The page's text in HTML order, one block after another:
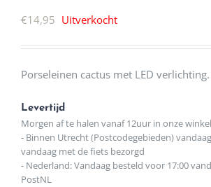
€14,95 Uitverkocht
Porseleinen cactus met LED verlichting.
Levertijd
Morgen af te halen vanaf 12uur in onze
- Binnen Utrecht (Postcodegebieden)
vandaag met de fiets bezorgd
- Nederland: Vandaag besteld voor 17:00
PostNL